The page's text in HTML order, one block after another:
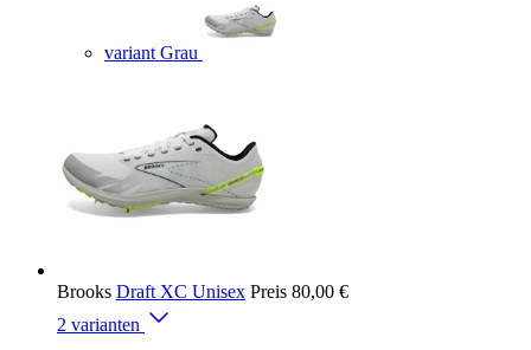
variant Grau
Brooks Draft XC Unisex Preis 80,00 €
2 varianten